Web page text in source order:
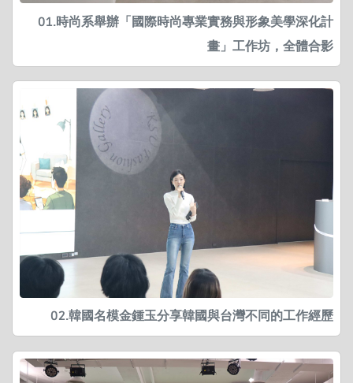
01.時尚系舉辦「國際時尚專業實務與形象美學深化計
畫」工作坊，全體合影
02.韓國名模金鍾玉分享韓國與台灣不同的工作經歷